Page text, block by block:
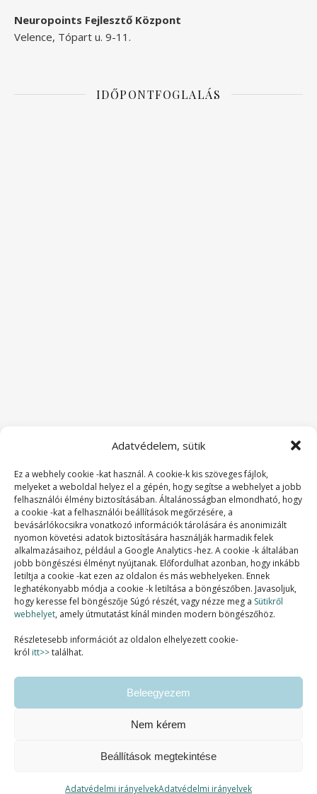
Adatvédelem, sütik
Ez a webhely cookie -kat használ. A cookie-k kis szöveges fájlok,
melyeket a weboldal helyez el a gépén, hogy segítse a webhelyet a jobb
felhasználói élmény biztosításában. Általánosságban elmondható, hogy
a cookie -kat a felhasználói beállítások megőrzésére, a
bevásárlókocsikra vonatkozó információk tárolására és anonimizált
nyomon követési adatok biztosítására használják harmadik felek
alkalmazásaihoz, például a Google Analytics -hez. A cookie -k általában
jobb böngészési élményt nyújtanak. Előfordulhat azonban, hogy inkább
letiltja a cookie -kat ezen az oldalon és más webhelyeken. Ennek
leghatékonyabb módja a cookie -k letiltása a böngészőben. Javasoljuk,
hogy keresse fel böngészője Súgó részét, vagy nézze meg a Sütikről
webhelyet, amely útmutatást kínál minden modern böngészőhöz.
Részletesebb információt az oldalon elhelyezett cookie-
król itt>>találhat.
Beleegyezem
Nem kérem
Beállítások megtekintése
Adatvédelmi irányelvekAdatvédelmi irányelvek
Neuropoints Fejlesztő Központ
Velence, Tópart u. 9-11.
IDŐPONTFOGLALÁS
SZAKMAI TAGSÁGOK: